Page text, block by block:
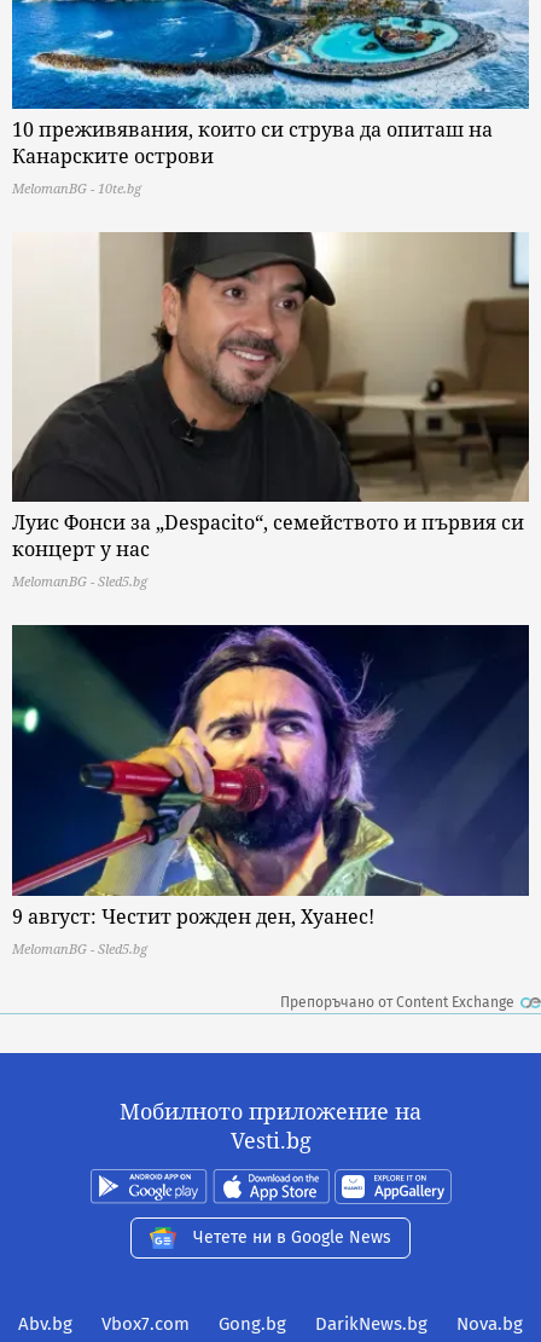
10 преживявания, които си струва да опиташ на
Канарските острови
MelomanBG - 10te.bg
Луис Фонси за „Despacito“, семейството и първия си
концерт у нас
MelomanBG - Sled5.bg
9 август: Честит рожден ден, Хуанес!
MelomanBG - Sled5.bg
Препоръчано от Content Exchange
Мобилното приложение на
Vesti.bg
Четете ни в Google News
Abv.bg Vbox7.com Gong.bg DarikNews.bg Nova.bg